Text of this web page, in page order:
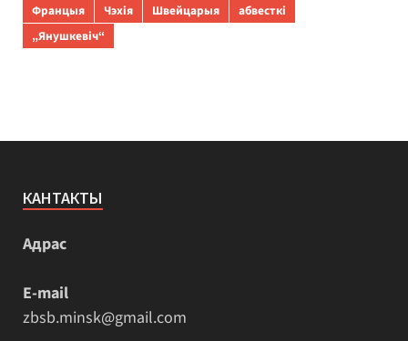
Францыя
Чэхія Швейцарыя
абвесткі
„Янушкевіч“
КАНТАКТЫ
Адрас
E-mail
zbsb.minsk@gmail.com